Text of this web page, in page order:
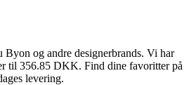
Byon og andre designerbrands. Vi har
til 356.85 DKK. Find dine favoritter på
levering.